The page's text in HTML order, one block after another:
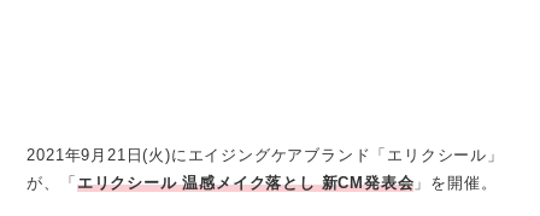
2021年9月21日(火)にエイジングケアブランド「エリクシール」
が、「 エリクシール 温感メイク落とし 新CM発表会 」を開催。